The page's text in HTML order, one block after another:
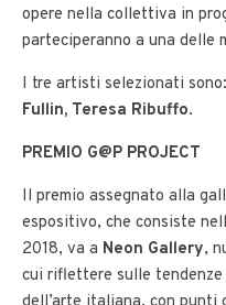
opere nella collettiva in
parteciperanno a una delle
I tre artisti selezionati sono:
Fullin, Teresa Ribuffo.
PREMIO G@P PROJECT
Il premio assegnato alla
espositivo, che consiste
2018, va a Neon Gallery,
cui riflettere sulle